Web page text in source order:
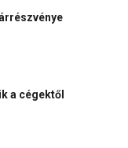
a cégektől